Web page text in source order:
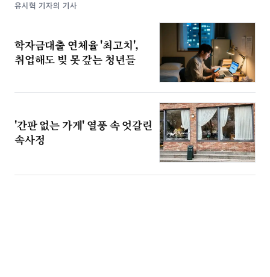
유시혁 기자의 기사
학자금대출 연체율 '최고치',
취업해도 빚 못 갚는 청년들
'간판 없는 가게' 열풍 속 엇갈린
속사정